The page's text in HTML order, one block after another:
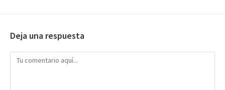
Deja una respuesta